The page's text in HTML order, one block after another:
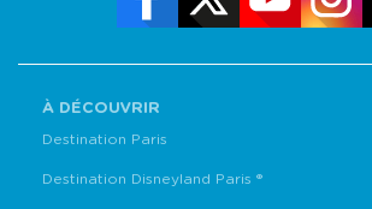
À DÉCOUVRIR
Destination Paris
Destination Disneyland Paris ®